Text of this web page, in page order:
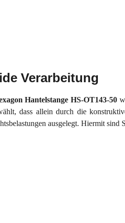
Verarbeitung
Hantelstange HS-OT143-50
dass allein durch die
ausgelegt. Hiermit